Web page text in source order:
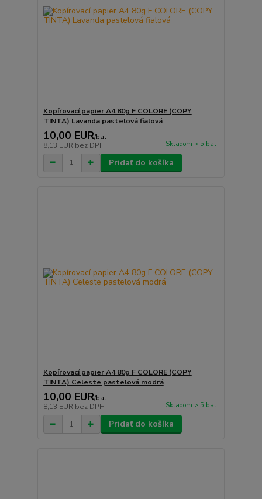
Kopírovací papier A4 80g F COLORE (COPY
TINTA) Lavanda pastelová fialová
10,00 EUR/bal
8,13 EUR bez DPH Skladom > 5 bal
Pridať do košíka
Kopírovací papier A4 80g F COLORE (COPY
TINTA) Celeste pastelová modrá
10,00 EUR/bal
8,13 EUR bez DPH Skladom > 5 bal
Pridať do košíka